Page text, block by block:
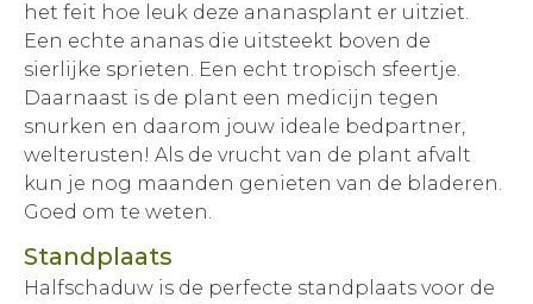
het feit hoe leuk deze ananasplant er uitziet.
Een echte ananas die uitsteekt boven de
sierlijke sprieten. Een echt tropisch sfeertje.
Daarnaast is de plant een medicijn tegen
snurken en daarom jouw ideale bedpartner,
welterusten! Als de vrucht van de plant afvalt
kun je nog maanden genieten van de bladeren.
Goed om te weten.
Standplaats
Halfschaduw is de perfecte standplaats voor de